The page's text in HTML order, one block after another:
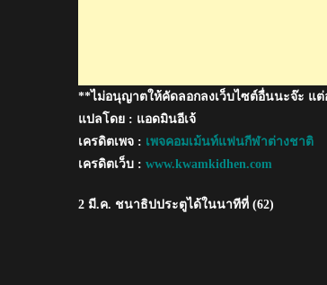
**ไม่อนุญาตให้คัดลอกลงเว็บไซต์อื่นนะจ๊ะ แ
แปลโดย : แอดมินอีเจ้
เครดิตเพจ : เพจคอมเม้นท์แฟนกีฬาต่างชาติ
เครดิตเว็บ : www.kwamkidhen.com
2 มี.ค. ชนาธิปประตูได้ในนาทีที่ (62)